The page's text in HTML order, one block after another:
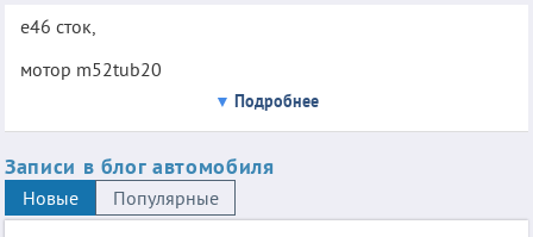
e46 сток,
мотор m52tub20
Подробнее
Записи в блог автомобиля
Новые Популярные